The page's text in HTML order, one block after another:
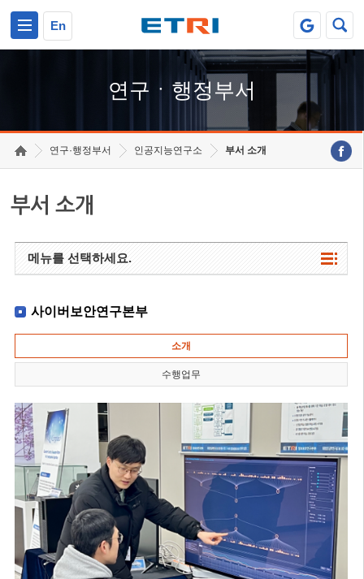
En
연구ㆍ행정부서
연구·행정부서 인공지능연구소 부서 소개
부서 소개
메뉴를 선택하세요.
사이버보안연구본부
소개
수행업무